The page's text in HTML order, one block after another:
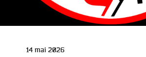
Publié
14 mai 2026